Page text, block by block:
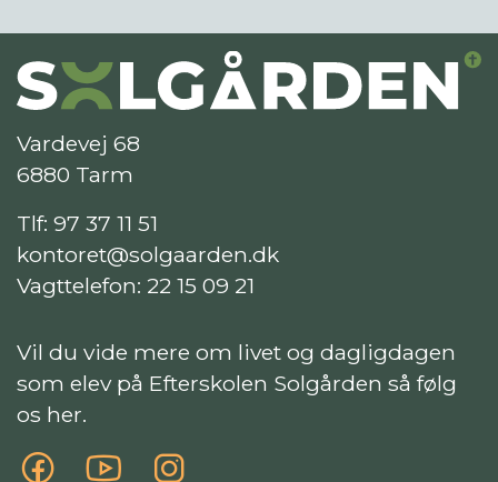
Vardevej 68
6880 Tarm
Tlf: 97 37 11 51
kontoret@solgaarden.dk
Vagttelefon: 22 15 09 21
Vil du vide mere om livet og dagligdagen
som elev på Efterskolen Solgården så følg
os her.